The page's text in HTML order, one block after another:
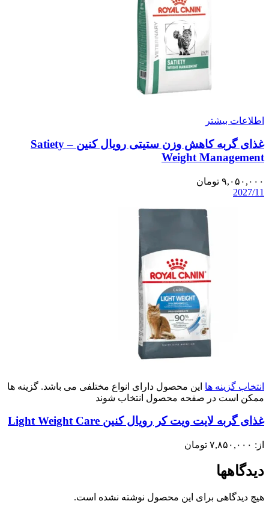
اطلاعات بیشتر
غذای گربه کاهش وزن ستیتی رویال کنین – Satiety
Weight Management
۹,۰۵۰,۰۰۰ تومان
2027/11
انتخاب گزینه ها این محصول دارای انواع مختلفی می باشد. گزینه ها
ممکن است در صفحه محصول انتخاب شوند
غذای گربه لایت ویت کر رویال کنین Light Weight Care
از: ۷,۸۵۰,۰۰۰ تومان
دیدگاهها
هیچ دیدگاهی برای این محصول نوشته نشده است.